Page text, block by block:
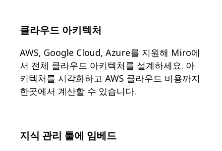
클라우드 아키텍처
AWS, Google Cloud, Azure를 지원해 Miro에
서 전체 클라우드 아키텍처를 설계하세요. 아
키텍처를 시각화하고 AWS 클라우드 비용까지
한곳에서 계산할 수 있습니다.
지식 관리 툴에 임베드